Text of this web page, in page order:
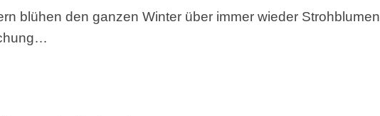
blühen den ganzen Winter über immer wieder Strohblumen